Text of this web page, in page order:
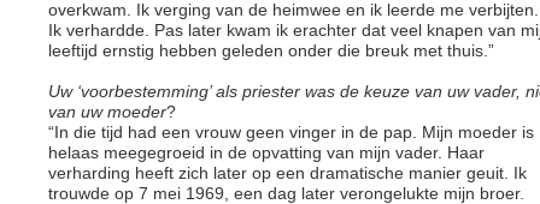
overkwam. Ik verging van de heimwee en ik leerde me verbijten.
Ik verhardde. Pas later kwam ik erachter dat veel knapen van
leeftijd ernstig hebben geleden onder die breuk met thuis.”
Uw ‘voorbestemming’ als priester was de keuze van uw vader,
van uw moeder?
“In die tijd had een vrouw geen vinger in de pap. Mijn moeder is
helaas meegegroeid in de opvatting van mijn vader. Haar
verharding heeft zich later op een dramatische manier geuit. Ik
trouwde op 7 mei 1969, een dag later verongelukte mijn broer.